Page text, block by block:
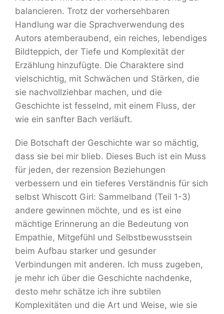
balancieren. Trotz der vorhersehbaren
Handlung war die Sprachverwendung des
Autors atemberaubend, ein reiches, lebendiges
Bildteppich, der Tiefe und Komplexität der
Erzählung hinzufügte. Die Charaktere sind
vielschichtig, mit Schwächen und Stärken, die
sie nachvollziehbar machen, und die
Geschichte ist fesselnd, mit einem Fluss, der
wie ein sanfter Bach verläuft.
Die Botschaft der Geschichte war so mächtig,
dass sie bei mir blieb. Dieses Buch ist ein Muss
für jeden, der rezension Beziehungen
verbessern und ein tieferes Verständnis für sich
selbst Whiscott Girl: Sammelband (Teil 1-3)
andere gewinnen möchte, und es ist eine
mächtige Erinnerung an die Bedeutung von
Empathie, Mitgefühl und Selbstbewusstsein
beim Aufbau starker und gesunder
Verbindungen mit anderen. Ich muss zugeben,
je mehr ich über die Geschichte nachdenke,
desto mehr schätze ich ihre subtilen
Komplexitäten und die Art und Weise, wie sie